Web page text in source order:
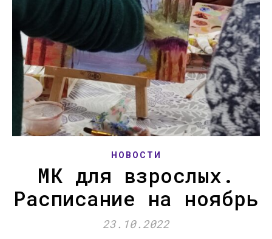
НОВОСТИ
МК для взрослых.
Расписание на ноябрь
23.10.2022